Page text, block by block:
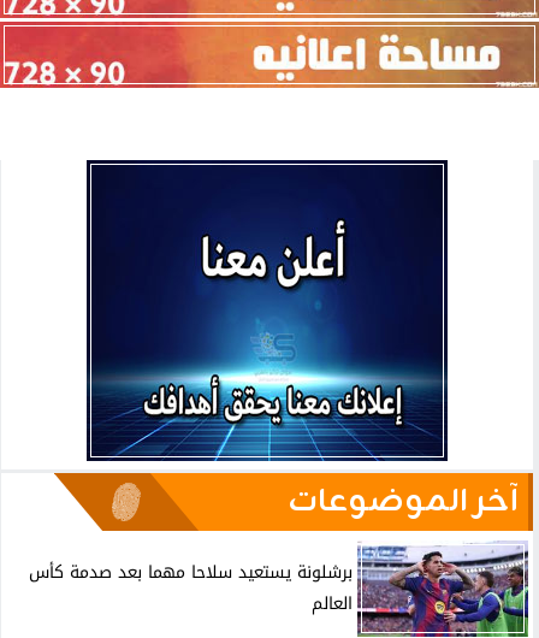
آخر الموضوعات
برشلونة يستعيد سلاحا مهما بعد صدمة كأس
العالم